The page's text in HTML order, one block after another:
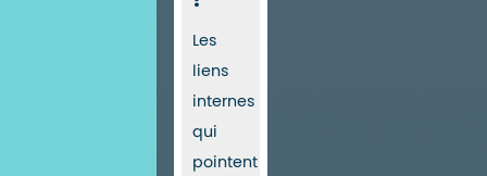
Les
liens
internes
qui
pointent